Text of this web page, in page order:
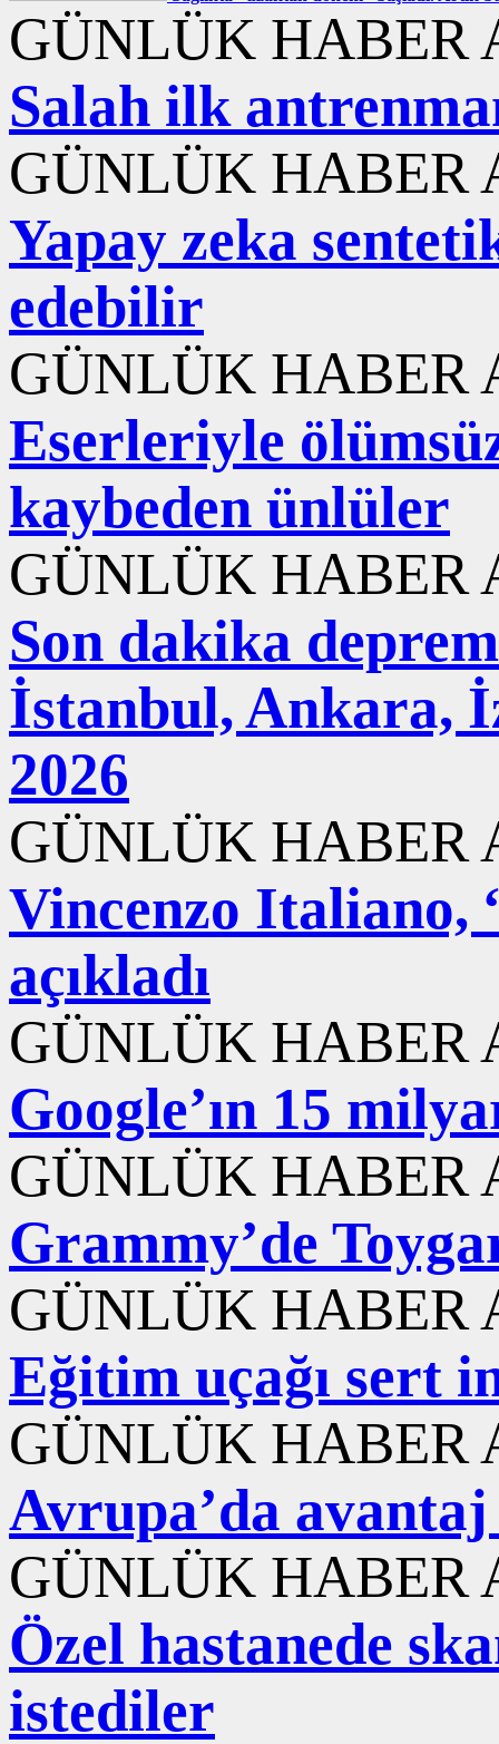
GÜNLÜK HABER
Salah ilk
GÜNLÜK HABER
Yapay zeka
edebilir
GÜNLÜK HABER
Eserleriyle
kaybeden ünlüler
GÜNLÜK HABER
Son dakika
İstanbul, Ankara,
2026
GÜNLÜK HABER
Vincenzo Italiano,
açıkladı
GÜNLÜK HABER
Google’ın 15
GÜNLÜK HABER
Grammy’de
GÜNLÜK HABER
Eğitim uçağı sert
GÜNLÜK HABER
Avrupa’da
GÜNLÜK HABER
Özel hastanede
istediler